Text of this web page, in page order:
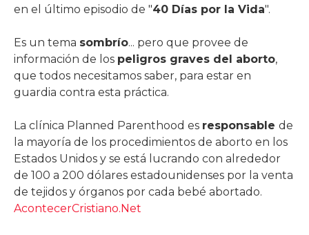
en el último episodio de "40 Días por la Vida".
Es un tema sombrío... pero que provee de
información de los peligros graves del aborto,
que todos necesitamos saber, para estar en
guardia contra esta práctica.
La clínica Planned Parenthood es responsable de
la mayoría de los procedimientos de aborto en los
Estados Unidos y se está lucrando con alrededor
de 100 a 200 dólares estadounidenses por la venta
de tejidos y órganos por cada bebé abortado.
AcontecerCristiano.Net